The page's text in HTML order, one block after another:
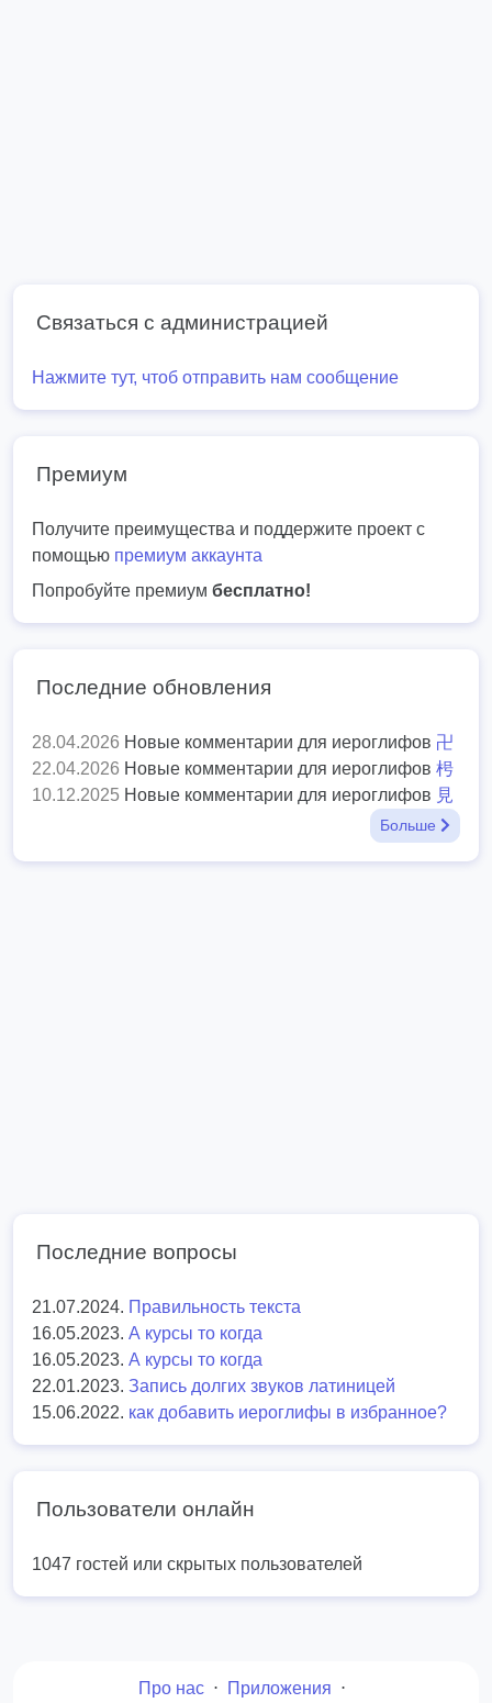
Связаться с администрацией
Нажмите тут, чтоб отправить нам сообщение
Премиум
Получите преимущества и поддержите проект с
помощью премиум аккаунта
Попробуйте премиум бесплатно!
Последние обновления
28.04.2026 Новые комментарии для иероглифов 卍
22.04.2026 Новые комментарии для иероглифов 枵
10.12.2025 Новые комментарии для иероглифов 見
Больше
Последние вопросы
21.07.2024. Правильность текста
16.05.2023. А курсы то когда
16.05.2023. А курсы то когда
22.01.2023. Запись долгих звуков латиницей
15.06.2022. как добавить иероглифы в избранное?
Пользователи онлайн
1047 гостей или скрытых пользователей
Про нас ⋅ Приложения ⋅